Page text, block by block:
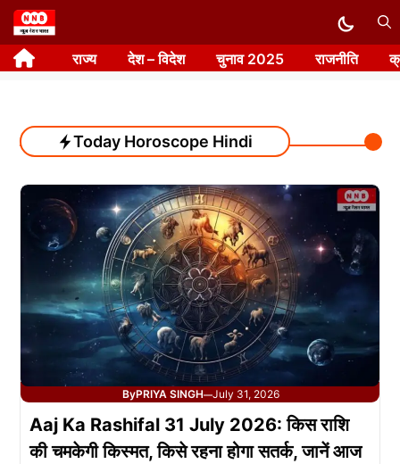
Skip
to
content राज्य देश – विदेश चुनाव 2025 राजनीति
Today Horoscope Hindi
ByPRIYA SINGH—July 31, 2026
Aaj Ka Rashifal 31 July 2026: किस राशि
की चमकेगी किस्मत, किसे रहना होगा सतर्क, जानें आज